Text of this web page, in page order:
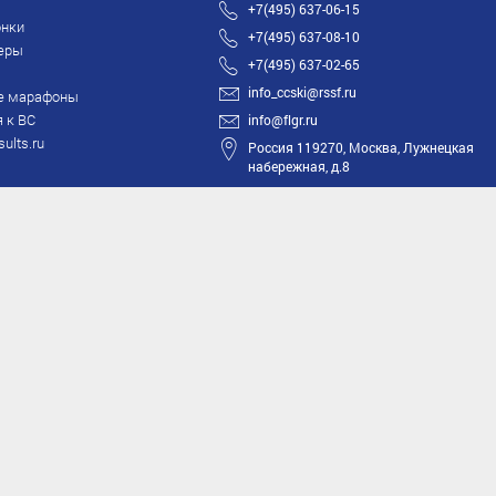
марафоны
к ВС
+7(495) 637-06-15
+7(495) 637-08-10
+7(495) 637-02-65
info_ccski@rssf.ru
info@flgr.ru
Россия 119270, Москва, Лужнецкая
набережная, д.8